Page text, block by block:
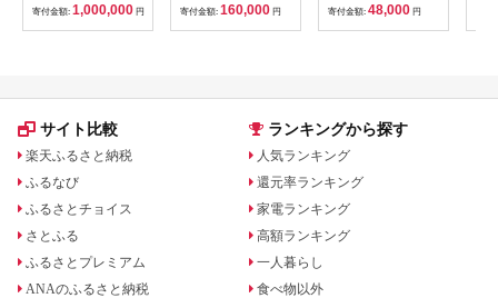
寄付金額: 1,000,000 円 寄付金額: 160,000 円 寄付金額: 48,000 円
サイト比較
楽天ふるさと納税
ふるなび
ふるさとチョイス
さとふる
ふるさとプレミアム
ANAのふるさと納税
ランキングから探す
人気ランキング
還元率ランキング
家電ランキング
高額ランキング
一人暮らし
食べ物以外